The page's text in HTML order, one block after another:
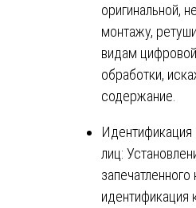
оригинальной,
монтажу,
видам
обработки,
содержание.
Идентификация
лиц:
идентификация